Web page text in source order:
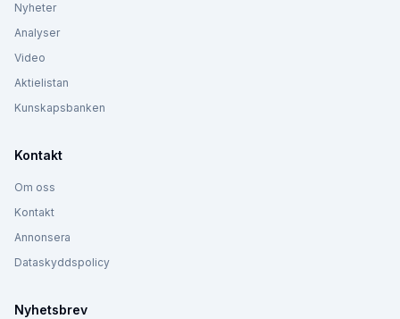
Nyheter
Analyser
Video
Aktielistan
Kunskapsbanken
Kontakt
Om oss
Kontakt
Annonsera
Dataskyddspolicy
Nyhetsbrev